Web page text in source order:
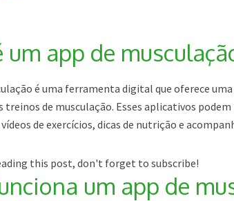
um app de
é uma ferramenta digital que oferece
treinos de musculação. Esses aplicativos
de exercícios, dicas de nutrição e
this post, don't forget to subscribe!
um app de